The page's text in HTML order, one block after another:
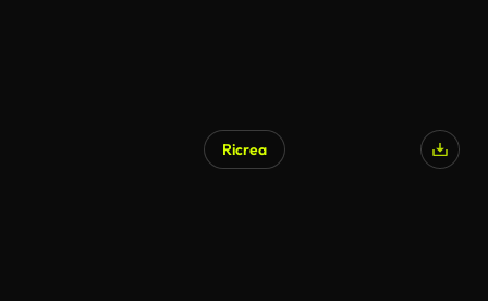
Ricrea